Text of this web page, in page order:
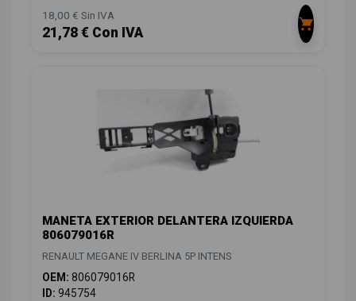
18,00 € Sin IVA
21,78 € Con IVA
MANETA EXTERIOR DELANTERA IZQUIERDA
806079016R
RENAULT MEGANE IV BERLINA 5P INTENS
OEM: 806079016R
ID: 945754